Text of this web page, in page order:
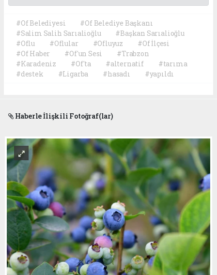
#Of Belediyesi
#Of Belediye Başkanı
#Salim Salih Sarıalioğlu
#Başkan Sarıalioğlu
#Oflu
#Oflular #Ofluyuz
#Of İlçesi
#Of Haber
#Of'un Sesi
#Trabzon
#Karadeniz
#Of'ta #alternatif
#tarıma
#destek
#Ligarba #hasadı #yapıldı
Haberle İlişkili Fotoğraf(lar)